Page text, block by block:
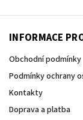
INFORMACE
Obchodní podmínky
Podmínky ochrany
Kontakty
Doprava a platba